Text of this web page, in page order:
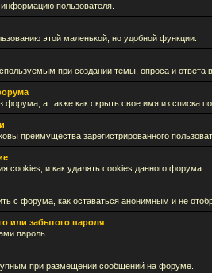
пользователя.
этой маленькой, но удобной функции.
при создании темы, опроса и ответа
форума, а также как скрыть свое имя из списка
преимущества зарегистрированного
cookies, и как удалять cookies данного форума.
с форума, как оставаться анонимным и не
или забытого пароля
пароль.
при размещении сообщений на форуме.